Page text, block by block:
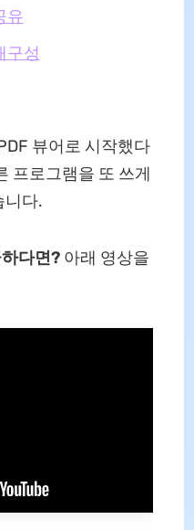
유
구성
뷰어로 시작했다
프로그램을 또 쓰게
니다.
다면?아래 영상을